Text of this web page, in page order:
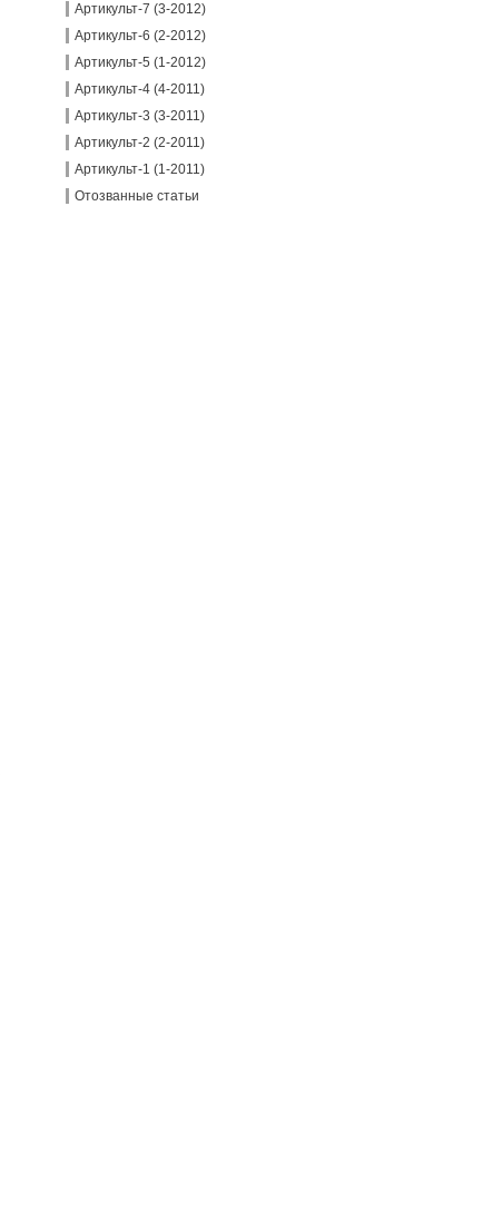
Артикульт-7 (3-2012)
Артикульт-6 (2-2012)
Артикульт-5 (1-2012)
Артикульт-4 (4-2011)
Артикульт-3 (3-2011)
Артикульт-2 (2-2011)
Артикульт-1 (1-2011)
Отозванные статьи